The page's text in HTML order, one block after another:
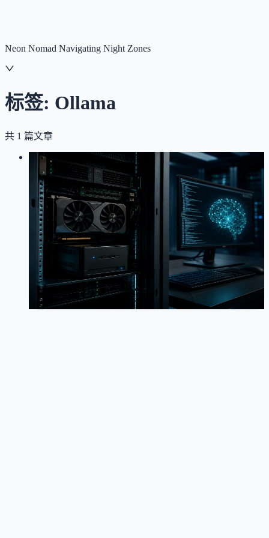
Neon Nomad Navigating Night Zones
标签: Ollama
共 1 篇文章
LOG
2026-04-26
记一次本地大模型部署踩坑：N200 +
4060Ti 的 7B 终局
AI 模型 OpenClawOllama NAS 踩坑记录配置
RTX4060Ti
Intel N200Qwen
从 N200 到 4060Ti，探索本地大模型部署的最佳方案
177 0